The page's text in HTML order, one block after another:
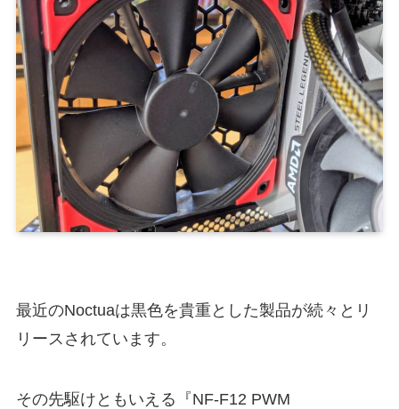
最近のNoctuaは黒色を貴重とした製品が続々とリ
リースされています。
その先駆けともいえる『NF-F12 PWM